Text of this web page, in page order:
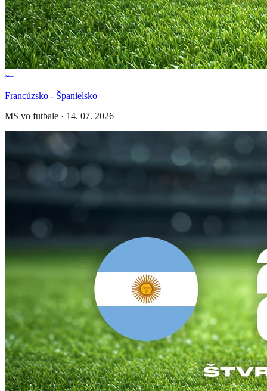
Francúzsko - Španielsko
MS vo futbale · 14. 07. 2026